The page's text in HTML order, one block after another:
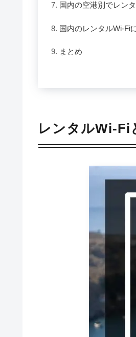
国内の空港別でレン
国内のレンタルWi-Fi
まとめ
レンタルWi-Fi